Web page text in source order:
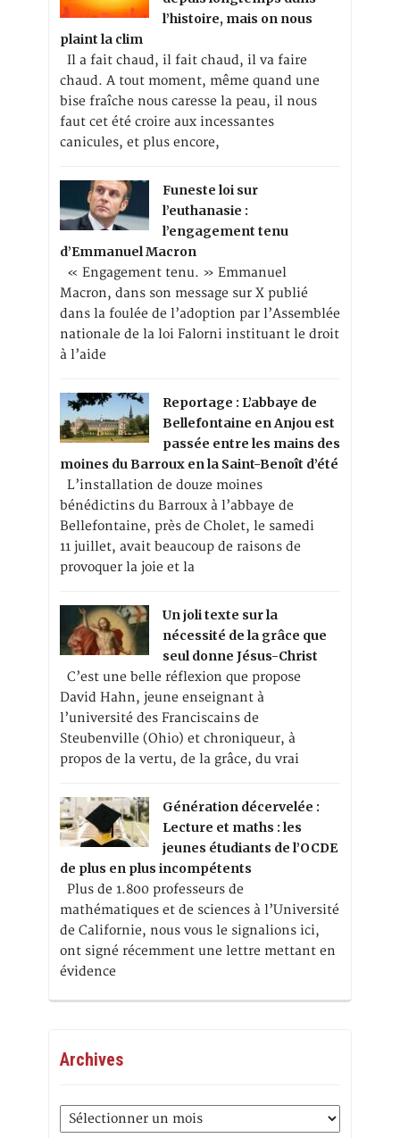
l’histoire, mais on nous
plaint la clim
Il a fait chaud, il fait chaud, il va faire
chaud. A tout moment, même quand une
bise fraîche nous caresse la peau, il nous
faut cet été croire aux incessantes
canicules, et plus encore,
Funeste loi sur
l’euthanasie :
l’engagement tenu
d’Emmanuel Macron
« Engagement tenu. » Emmanuel
Macron, dans son message sur X publié
dans la foulée de l’adoption par l’Assemblée
nationale de la loi Falorni instituant le droit
à l’aide
Reportage : L’abbaye de
Bellefontaine en Anjou est
passée entre les mains des
moines du Barroux en la Saint-Benoît d’été
L’installation de douze moines
bénédictins du Barroux à l’abbaye de
Bellefontaine, près de Cholet, le samedi
11 juillet, avait beaucoup de raisons de
provoquer la joie et la
Un joli texte sur la
nécessité de la grâce que
seul donne Jésus-Christ
C’est une belle réflexion que propose
David Hahn, jeune enseignant à
l’université des Franciscains de
Steubenville (Ohio) et chroniqueur, à
propos de la vertu, de la grâce, du vrai
Génération décervelée :
Lecture et maths : les
jeunes étudiants de l’OCDE
de plus en plus incompétents
Plus de 1.800 professeurs de
mathématiques et de sciences à l’Université
de Californie, nous vous le signalions ici,
ont signé récemment une lettre mettant en
évidence
Archives
Archives